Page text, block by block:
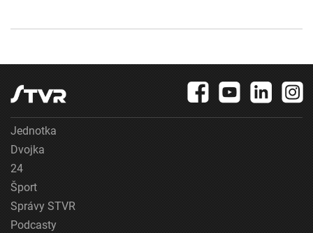
Jednotka
Dvojka
24
Šport
Správy STVR
Podcasty